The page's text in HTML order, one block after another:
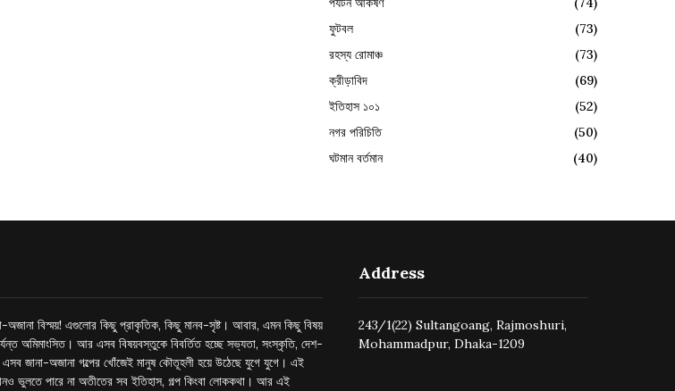
ফুটবল
(73)
রহস্য রোমাঞ্চ
(73)
ক্রীড়াবিদ
(69)
ইতিহাস ১০১
(52)
নগর পরিচিতি
(50)
ঘটমান বর্তমান
(40)
বিস্ময়! এগুলোর কিছু প্রাকৃতিক, কিছু মানব-সৃষ্ট। আবার, এমন কিছু বিষয়
অমিমাংসিত। আর এসব বিষয়বস্তুকে বিবর্তিত হচ্ছে সভ্যতা, সংস্কৃতি, দেশ-
জানা-অজানা গল্পের খোঁজেই মানুষ কৌতূহলী হয়ে উঠেছে যুগে যুগে। এই
ভুলতে পারে না অতীতের সব ইতিহাস, গল্প কিংবা লোককথা। আর এই
Address
243/1(22) Sultangoang, Rajmoshuri,
Mohammadpur, Dhaka-1209